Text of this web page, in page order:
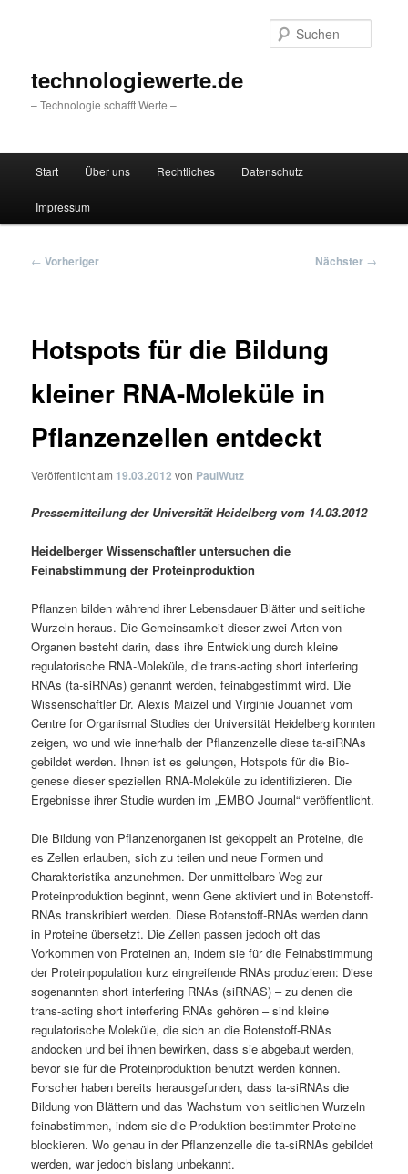
technologiewerte.de
– Technologie schafft Werte –
Start Über uns Rechtliches Datenschutz
Impressum
Beitragsnavigation
← Vorheriger Nächster →
Hotspots für die Bildung
kleiner RNA-Moleküle in
Pflanzenzellen entdeckt
Veröffentlicht am 19.03.2012 von PaulWutz
Pressemitteilung der Universität Heidelberg vom 14.03.2012
Heidelberger Wissenschaftler untersuchen die
Feinabstimmung der Proteinproduktion
Pflanzen bilden während ihrer Lebensdauer Blätter und seitliche
Wurzeln heraus. Die Gemeinsamkeit dieser zwei Arten von
Organen besteht darin, dass ihre Entwicklung durch kleine
regulatorische RNA-Moleküle, die trans-acting short interfering
RNAs (ta-siRNAs) genannt werden, feinabgestimmt wird. Die
Wissenschaftler Dr. Alexis Maizel und Virginie Jouannet vom
Centre for Organismal Studies der Universität Heidelberg konnten
zeigen, wo und wie innerhalb der Pflanzenzelle diese ta-siRNAs
gebildet werden. Ihnen ist es gelungen, Hotspots für die Bio­
genese dieser speziellen RNA-Moleküle zu identifizieren. Die
Ergebnisse ihrer Studie wurden im „EMBO Jour­nal“ veröffentlicht.
Die Bildung von Pflanzenorganen ist gekoppelt an Proteine, die
es Zellen erlauben, sich zu teilen und neue Formen und
Charakteristika anzunehmen. Der unmittelbare Weg zur
Proteinproduktion beginnt, wenn Gene aktiviert und in Botenstoff-
RNAs transkribiert werden. Diese Botenstoff-RNAs werden dann
in Proteine übersetzt. Die Zellen passen jedoch oft das
Vorkommen von Proteinen an, indem sie für die Feinabstimmung
der Proteinpopulation kurz eingreifende RNAs produzieren: Diese
sogenannten short interfering RNAs (siRNAS) – zu denen die
trans-acting short interfering RNAs gehören – sind kleine
regulatorische Moleküle, die sich an die Botenstoff-RNAs
andocken und bei ihnen bewirken, dass sie abgebaut werden,
bevor sie für die Proteinproduktion benutzt werden können.
Forscher haben bereits herausgefunden, dass ta-siRNAs die
Bildung von Blättern und das Wachstum von seitlichen Wurzeln
feinabstimmen, indem sie die Produktion bestimmter Proteine
blockieren. Wo genau in der Pflanzenzelle die ta-siRNAs gebildet
werden, war jedoch bislang unbekannt.